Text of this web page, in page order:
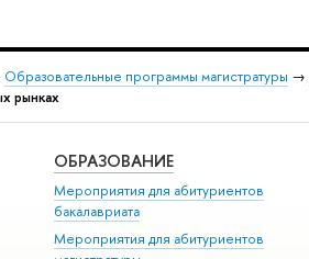
Образовательные программы магистратуры →
рынках
ОБРАЗОВАНИЕ
Мероприятия для абитуриентов
бакалавриата
Мероприятия для абитуриентов